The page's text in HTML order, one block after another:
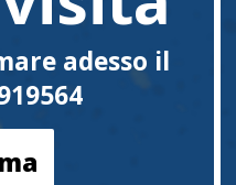
adesso il